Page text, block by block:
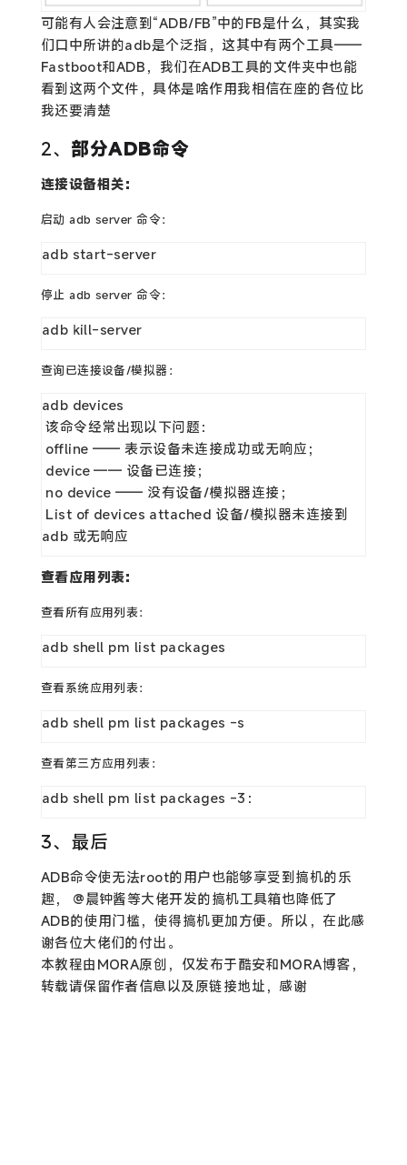
可能有人会注意到“ADB/FB”中的FB是什么，其实我
们口中所讲的adb是个泛指，这其中有两个工具——
Fastboot和ADB，我们在ADB工具的文件夹中也能
看到这两个文件，具体是啥作用我相信在座的各位比
我还要清楚
2、 部分ADB命令
连接设备相关：
启动 adb server 命令：
adb start-server
停止 adb server 命令：
adb kill-server
查询已连接设备/模拟器：
adb devices
该命令经常出现以下问题：
adb 或无响应
查看应用列表：
查看所有应用列表：
adb shell pm list packages
查看系统应用列表：
adb shell pm list packages -s
查看第三方应用列表：
adb shell pm list packages -3：
3、最后
ADB命令使无法root的用户也能够享受到搞机的乐
趣， @晨钟酱等大佬开发的搞机工具箱也降低了
ADB的使用门槛，使得搞机更加方便。所以，在此感
谢各位大佬们的付出。
本教程由MORA原创，仅发布于酷安和MORA博客，
转载请保留作者信息以及原链接地址，感谢